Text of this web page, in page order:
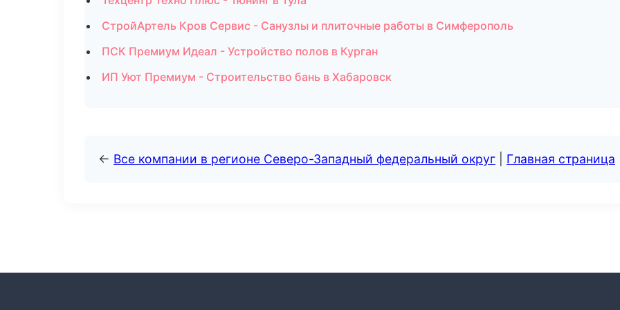
СтройАртель Кров Сервис - Санузлы и плиточные работы в Симферополь
ПСК Премиум Идеал - Устройство полов в Курган
ИП Уют Премиум - Строительство бань в Хабаровск
← Все компании в регионе Северо-Западный федеральный округ Главная страница